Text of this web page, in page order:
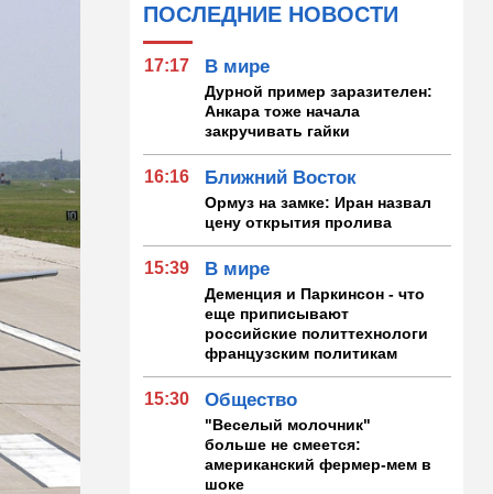
ПОСЛЕДНИЕ НОВОСТИ
17:17 В мире
Дурной пример заразителен:
Анкара тоже начала
закручивать гайки
16:16 Ближний Восток
Ормуз на замке: Иран назвал
цену открытия пролива
15:39 В мире
Деменция и Паркинсон - что
еще приписывают
российские политтехнологи
французским политикам
15:30 Общество
"Веселый молочник"
больше не смеется:
американский фермер-мем в
шоке